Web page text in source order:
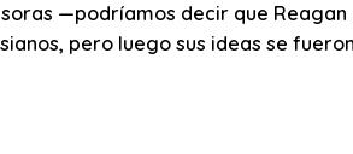
—podríamos decir que Reagan
pero luego sus ideas se